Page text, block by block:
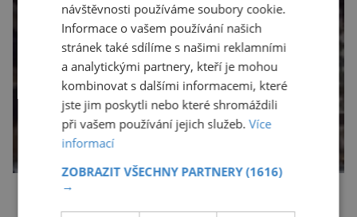
návštěvnosti používáme soubory cookie.
Informace o vašem používání našich
stránek také sdílíme s našimi reklamními
a analytickými partnery, kteří je mohou
kombinovat s dalšími informacemi, které
jste jim poskytli nebo které shromáždili
při vašem používání jejich služeb.Více
informací
ZOBRAZIT VŠECHNY PARTNERY(1616)
→